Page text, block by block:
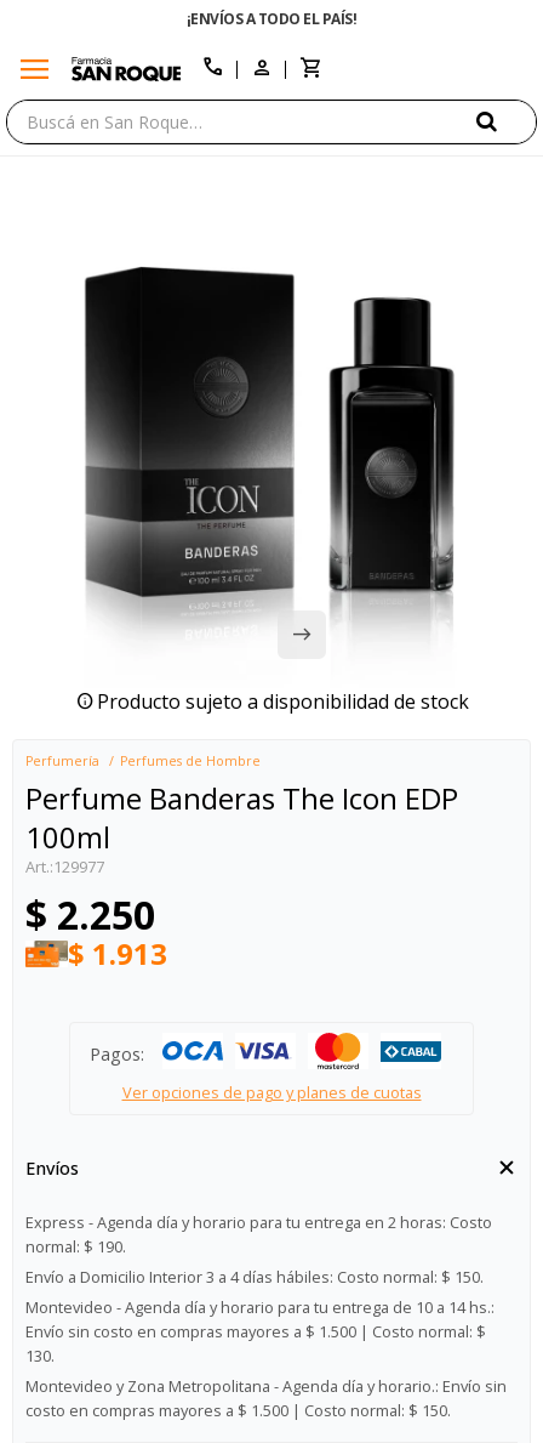
¡ENVÍOS A TODO EL PAÍS!
menu call
Producto sujeto a disponibilidad de stock
Perfumería Perfumes de Hombre
Perfume Banderas The Icon EDP
100ml
129977
$ 2.250
$ 1.913
Pagos:
Ver opciones de pago y planes de cuotas
Envíos
Express - Agenda día y horario para tu entrega en 2 horas: Costo
normal: $ 190.
Envío a Domicilio Interior 3 a 4 días hábiles: Costo normal: $ 150.
Montevideo - Agenda día y horario para tu entrega de 10 a 14 hs.:
Envío sin costo en compras mayores a $ 1.500 | Costo normal: $
130.
Montevideo y Zona Metropolitana - Agenda día y horario.: Envío sin
costo en compras mayores a $ 1.500 | Costo normal: $ 150.
close